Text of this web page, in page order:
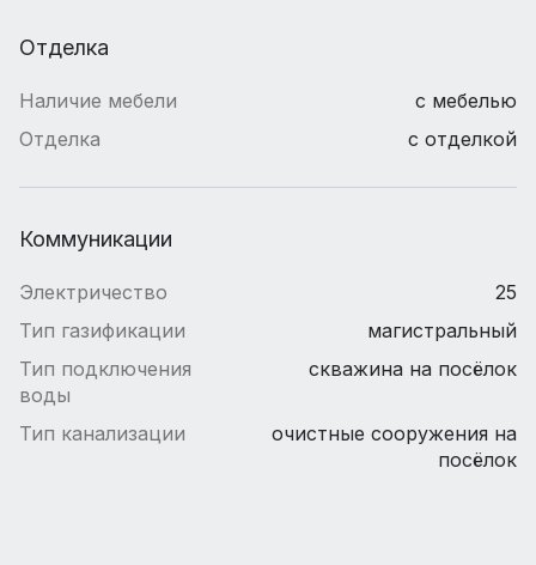
Отделка
Наличие мебели
с мебелью
Отделка
с отделкой
Коммуникации
Электричество
25
Тип газификации
магистральный
Тип подключения
воды
скважина на посёлок
Тип канализации
очистные сооружения на
посёлок